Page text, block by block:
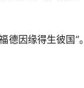
德因缘得生彼国